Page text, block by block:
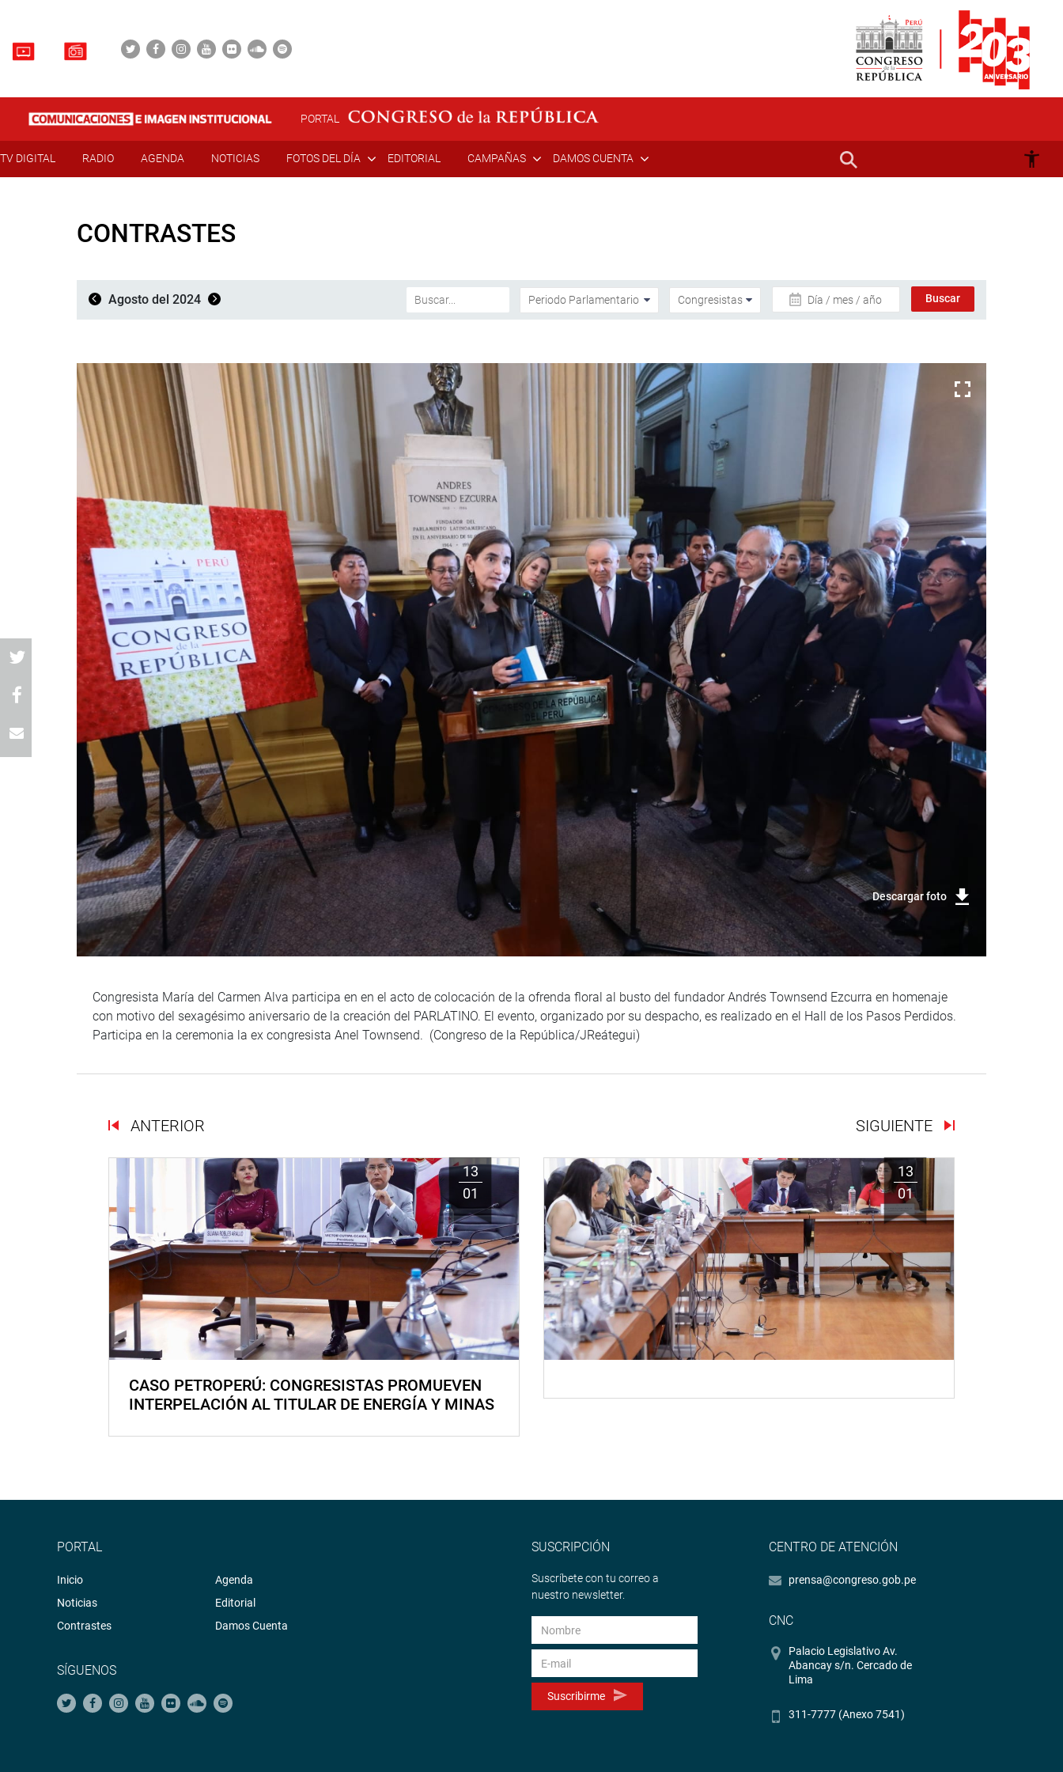
PORTAL
TV DIGITAL RADIO AGENDA NOTICIAS FOTOS DEL DÍA EDITORIAL CAMPAÑAS DAMOS CUENTA
CONTRASTES
Agosto del 2024 Día / mes / año
Descargar foto
Congresista María del Carmen Alva participa en en el acto de colocación de la ofrenda floral al busto del fundador Andrés Townsend Ezcurra en homenaje
con motivo del sexagésimo aniversario de la creación del PARLATINO. El evento, organizado por su despacho, es realizado en el Hall de los Pasos Perdidos.
Participa en la ceremonia la ex congresista Anel Townsend. (Congreso de la República/JReátegui)
ANTERIOR SIGUIENTE
13
01
CASO PETROPERÚ: CONGRESISTAS PROMUEVEN
INTERPELACIÓN AL TITULAR DE ENERGÍA Y MINAS
13
01
PORTAL
Inicio
Noticias
Contrastes
Agenda
Editorial
Damos Cuenta
SÍGUENOS
SUSCRIPCIÓN
Suscríbete con tu correo a
nuestro newsletter.
Suscribirme
CENTRO DE ATENCIÓN
prensa@congreso.gob.pe
CNC
Palacio Legislativo Av.
Abancay s/n. Cercado de
Lima
311-7777 (Anexo 7541)